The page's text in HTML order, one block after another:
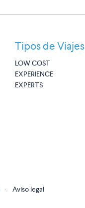
Tipos de Viajes
LOW COST
EXPERIENCE
EXPERTS
· Aviso legal